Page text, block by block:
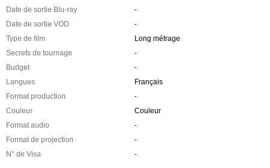
Date de sortie Blu-ray
-
Date de sortie VOD
-
Type de film
Long métrage
Secrets de tournage
-
Budget
-
Langues
Français
Format production
-
Couleur
Couleur
Format audio
-
Format de projection
-
N° de Visa
-